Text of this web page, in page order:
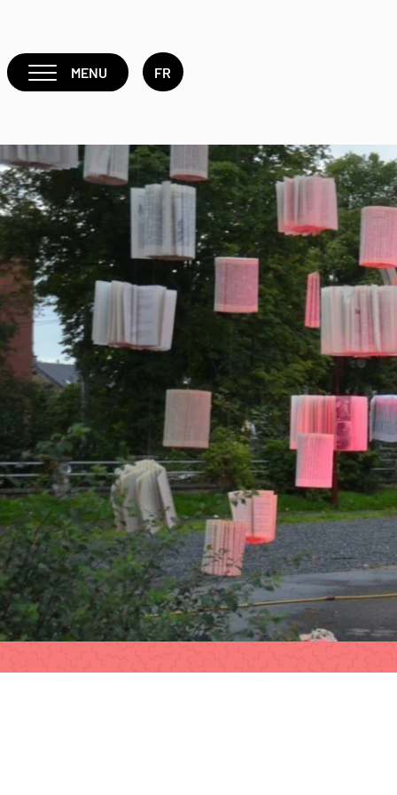
MENU FR